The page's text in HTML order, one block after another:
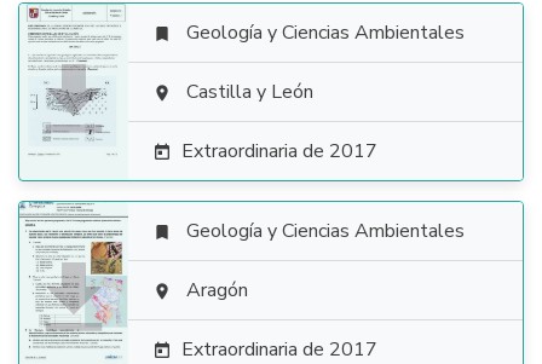

 Geología y Ciencias Ambientales
 Castilla y León
 Extraordinaria de 2017

 Geología y Ciencias Ambientales
 Aragón
 Extraordinaria de 2017